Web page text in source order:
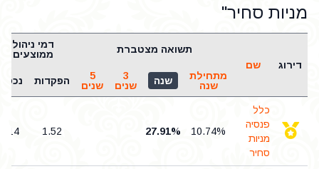
מניות סחיר"
דירוג שם
תשואה מצטברת
דמי ניהול
ממוצעים
מתחילת
שנה
שנה
3
שנים
5
שנים
הפקדות
כלל
פנסיה
מניות
סחיר
10.74%
27.91%
1.52
0.14